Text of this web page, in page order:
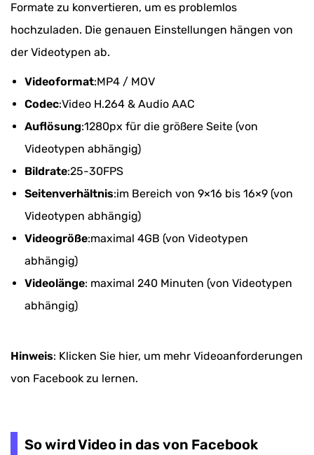
Formate zu konvertieren, um es problemlos
hochzuladen. Die genauen Einstellungen hängen von
der Videotypen ab.
Videoformat:MP4 / MOV
Codec:Video H.264 & Audio AAC
Auflösung:1280px für die größere Seite (von
Videotypen abhängig)
Bildrate:25-30FPS
Seitenverhältnis:im Bereich von 9×16 bis 16×9 (von
Videotypen abhängig)
Videogröße:maximal 4GB (von Videotypen
abhängig)
Videolänge: maximal 240 Minuten (von Videotypen
abhängig)
Hinweis: Klicken Sie hier, um mehr Videoanforderungen
von Facebook zu lernen.
So wird Video in das von Facebook